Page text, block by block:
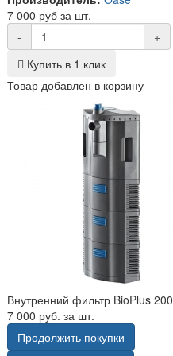
7 000 руб за шт.
-
+
Купить в 1 клик
Товар добавлен в корзину
Внутренний фильтр BioPlus 200
7 000 руб. за шт.
Продолжить покупки